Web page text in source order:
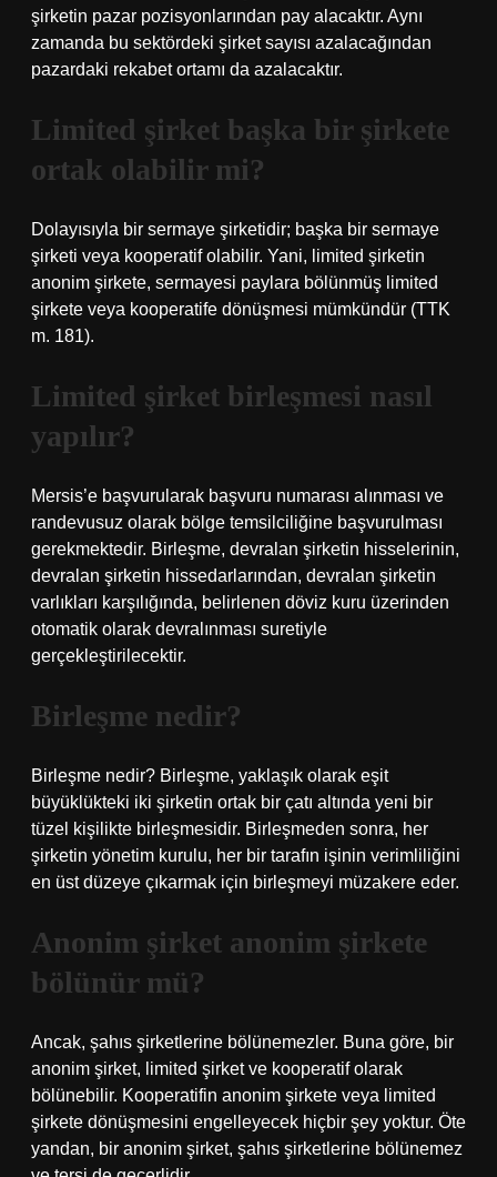
şirketin pazar pozisyonlarından pay alacaktır. Aynı
zamanda bu sektördeki şirket sayısı azalacağından
pazardaki rekabet ortamı da azalacaktır.
Limited şirket başka bir şirkete
ortak olabilir mi?
Dolayısıyla bir sermaye şirketidir; başka bir sermaye
şirketi veya kooperatif olabilir. Yani, limited şirketin
anonim şirkete, sermayesi paylara bölünmüş limited
şirkete veya kooperatife dönüşmesi mümkündür (TTK
m. 181).
Limited şirket birleşmesi nasıl
yapılır?
Mersis’e başvurularak başvuru numarası alınması ve
randevusuz olarak bölge temsilciliğine başvurulması
gerekmektedir. Birleşme, devralan şirketin hisselerinin,
devralan şirketin hissedarlarından, devralan şirketin
varlıkları karşılığında, belirlenen döviz kuru üzerinden
otomatik olarak devralınması suretiyle
gerçekleştirilecektir.
Birleşme nedir?
Birleşme nedir? Birleşme, yaklaşık olarak eşit
büyüklükteki iki şirketin ortak bir çatı altında yeni bir
tüzel kişilikte birleşmesidir. Birleşmeden sonra, her
şirketin yönetim kurulu, her bir tarafın işinin verimliliğini
en üst düzeye çıkarmak için birleşmeyi müzakere eder.
Anonim şirket anonim şirkete
bölünür mü?
Ancak, şahıs şirketlerine bölünemezler. Buna göre, bir
anonim şirket, limited şirket ve kooperatif olarak
bölünebilir. Kooperatifin anonim şirkete veya limited
şirkete dönüşmesini engelleyecek hiçbir şey yoktur. Öte
yandan, bir anonim şirket, şahıs şirketlerine bölünemez